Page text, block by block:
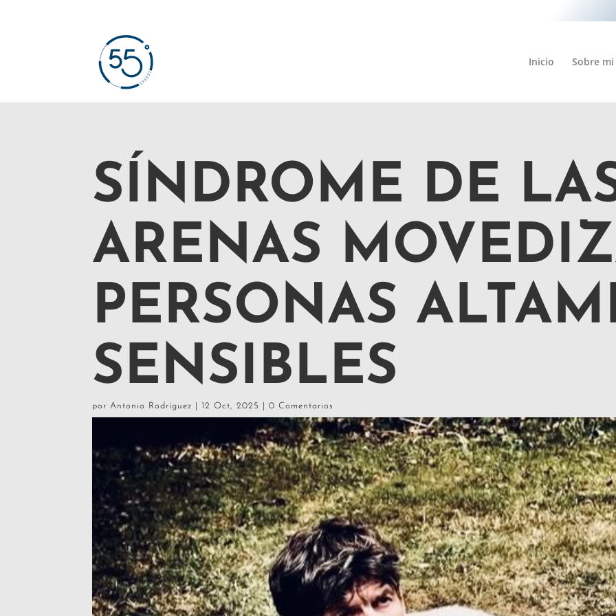
Inicio Sobre mi
SÍNDROME DE
ARENAS
PERSONAS
SENSIBLES
porAntonio Rodríguez |12 Oct, 2025 |0 Comentarios